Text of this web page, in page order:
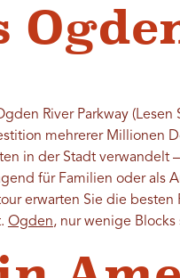
River Parkway (Lesen
mehrerer Millionen
in der Stadt verwandelt
für Familien oder als
erwarten Sie die besten
Ogden, nur wenige